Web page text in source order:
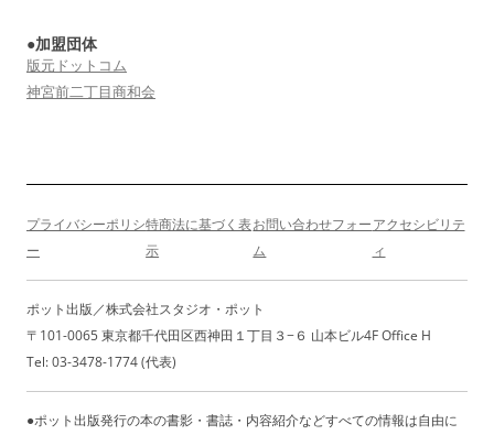
ビ
ゲ
ョ
ン
●加盟団体
版元ドットコム
神宮前二丁目商和会
プライバシーポリシ
ー
特商法に基づく表
示
お問い合わせフォー
ム
アクセシビリテ
ィ
ポット出版／株式会社スタジオ・ポット
〒101-0065 東京都千代田区西神田１丁目３−６ 山本ビル4F Office H
Tel: 03-3478-1774 (代表)
●ポット出版発行の本の書影・書誌・内容紹介などすべての情報は自由に